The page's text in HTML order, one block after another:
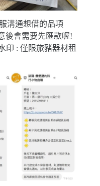
溝通想借的品項
後會需要先匯款喔!
印 : 僅限旅豬器材租